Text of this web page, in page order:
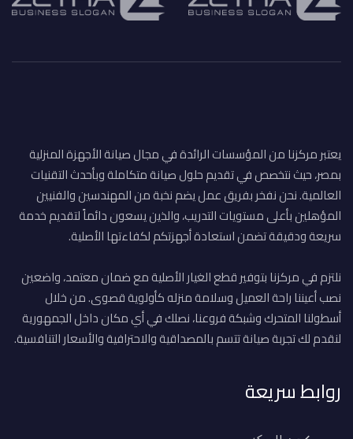
يعتبر مركزنا من المؤسسات الرائدة في مجال صيانة الأجهزة المنزلية
بمصر، حيث نتخصص في تقديم حلول صيانة متكاملة وبأحدث التقنيات
العالمية. نحن نفخر بفريق عمل يضم نخبة من المهندسين والفنيين
المؤهلين بأعلى مستويات التدريب، والذين يسعون دائماً لتقديم خدمة
سريعة ودقيقة تضمن استعادة أجهزتكم لكفاءتها الأصلية.
نلتزم في مركزنا بتوفير قطع الغيار الأصلية مع ضمان معتمد، واضعين
نصب أعيننا راحة العميل وسلامة منزله كأولوية قصوى. من خلال
أسطولنا المتحرك وشبكة فروعنا، نصلك في أي مكان داخل الجمهورية
لنقدم لك تجربة صيانة تتسم بالمصداقية والاحترافية والأسعار التنافسية.
روابط سريعة